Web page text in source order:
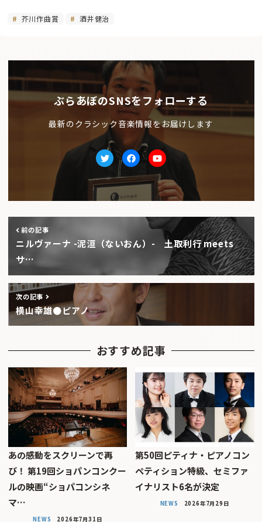
芥川作曲賞 酒井健治
ぶらあぼのSNSをフォローする
最新のクラシック音楽情報をお届けします
TwitterfacebookYoutube
前の記事
ニルヴァーナ -泥洹（ないおん）- 土取利行 meets
サ…
次の記事
横山幸雄●ピアノ
おすすめ記事
あの感動をスクリーンで再
び！ 第19回ショパンコンクー
ルの映画“ショパコンシネ
マ…
NEWS 2026年7月31日
第50回ピティナ・ピアノコン
ペティション特級、セミファ
イナリスト6名が決定
NEWS 2026年7月29日